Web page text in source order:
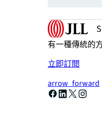
有一種傳統的
立即訂閱
arrow_forward